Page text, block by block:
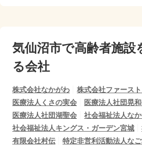
気仙沼市で高齢者施設
る会社
株式会社なかがわ
株式会社ファース
医療法人くさの実会
医療法人社団晃
医療法人社団湖聖会
社会福祉法人な
社会福祉法人キングス・ガーデン宮城
有限会社村伝
特定非営利活動法人な